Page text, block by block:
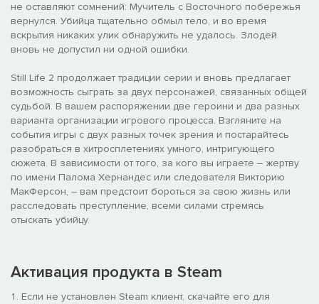
не оставляют сомнений: Мучитель с Восточного побережья
вернулся. Убийца тщательно обмыл тело, и во время
вскрытия никаких улик обнаружить не удалось. Злодей
вновь не допустил ни одной ошибки.
Still Life 2 продолжает традиции серии и вновь предлагает
возможность сыграть за двух персонажей, связанных общей
судьбой. В вашем распоряжении две героини и два разных
варианта организации игрового процесса. Взгляните на
события игры с двух разных точек зрения и постарайтесь
разобраться в хитросплетениях умного, интригующего
сюжета. В зависимости от того, за кого вы играете – жертву
по имени Палома Хернандес или следователя Викторию
МакФерсон, – вам предстоит бороться за свою жизнь или
расследовать преступление, всеми силами стремясь
отыскать убийцу.
Активация продукта в Steam
Если не установлен Steam клиент, скачайте его для